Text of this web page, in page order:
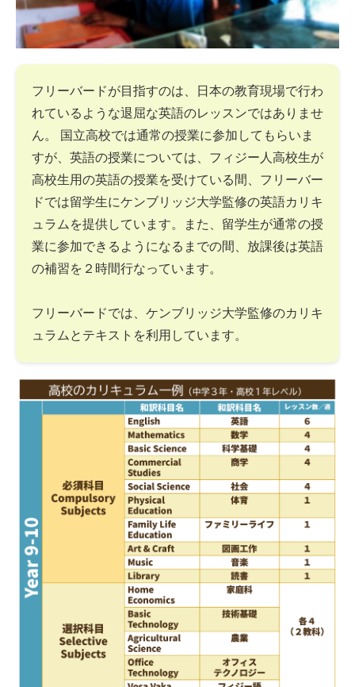
フリーバードが目指すのは、日本の教育現場で行わ
れているような退屈な英語のレッスンではありませ
ん。 国立高校では通常の授業に参加してもらいま
すが、英語の授業については、フィジー人高校生が
高校生用の英語の授業を受けている間、フリーバー
ドでは留学生にケンブリッジ大学監修の英語カリキ
ュラムを提供しています。また、留学生が通常の授
業に参加できるようになるまでの間、放課後は英語
の補習を２時間行なっています。
フリーバードでは、ケンブリッジ大学監修のカリキ
ュラムとテキストを利用しています。